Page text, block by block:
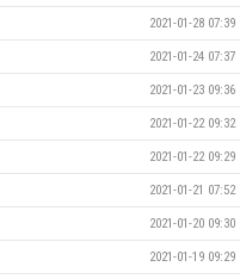
2021-01-28 07:39
2021-01-24 07:37
2021-01-23 09:36
2021-01-22 09:32
2021-01-22 09:29
2021-01-21 07:52
2021-01-20 09:30
2021-01-19 09:29